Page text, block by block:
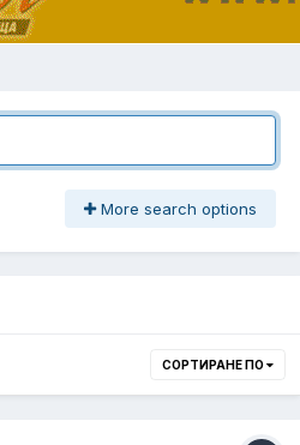
More search options
СОРТИРАНЕ ПО